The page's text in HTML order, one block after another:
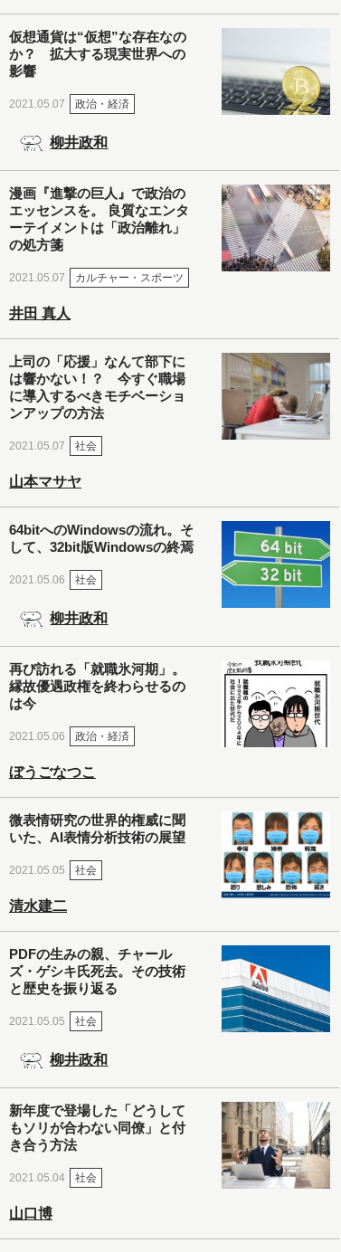
仮想通貨は“仮想”な存在なの
か？ 拡大する現実世界への
影響
2021.05.07 政治・経済
柳井政和
漫画『進撃の巨人』で政治の
エッセンスを。 良質なエンタ
ーテイメントは「政治離れ」
の処方箋
2021.05.07 カルチャー・スポーツ
井田 真人
上司の「応援」なんて部下に
は響かない！？ 今すぐ職場
に導入するべきモチベーショ
ンアップの方法
2021.05.07 社会
山本マサヤ
64bitへのWindowsの流れ。そ
して、32bit版Windowsの終焉
2021.05.06 社会
柳井政和
再び訪れる「就職氷河期」。
縁故優遇政権を終わらせるの
は今
2021.05.06 政治・経済
ぼうごなつこ
微表情研究の世界的権威に聞
いた、AI表情分析技術の展望
2021.05.05 社会
清水建二
PDFの生みの親、チャール
ズ・ゲシキ氏死去。その技術
と歴史を振り返る
2021.05.05 社会
柳井政和
新年度で登場した「どうして
もソリが合わない同僚」と付
き合う方法
2021.05.04 社会
山口博